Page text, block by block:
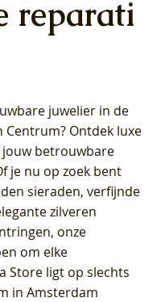
reparati
juwelier in de
Centrum? Ontdek luxe
jouw betrouwbare
je nu op zoek bent
sieraden, verfijnde
zilveren
onze
om elke
Store ligt op slechts
in Amsterdam